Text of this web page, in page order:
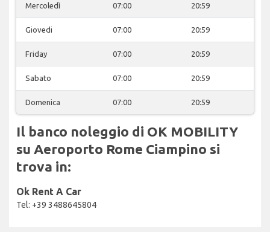
Mercoledì 07:00 20:59
Giovedi 07:00 20:59
Friday 07:00 20:59
Sabato 07:00 20:59
Domenica 07:00 20:59
Il banco noleggio di OK MOBILITY
su Aeroporto Rome Ciampino si
trova in:
Ok Rent A Car
Tel: +39 3488645804